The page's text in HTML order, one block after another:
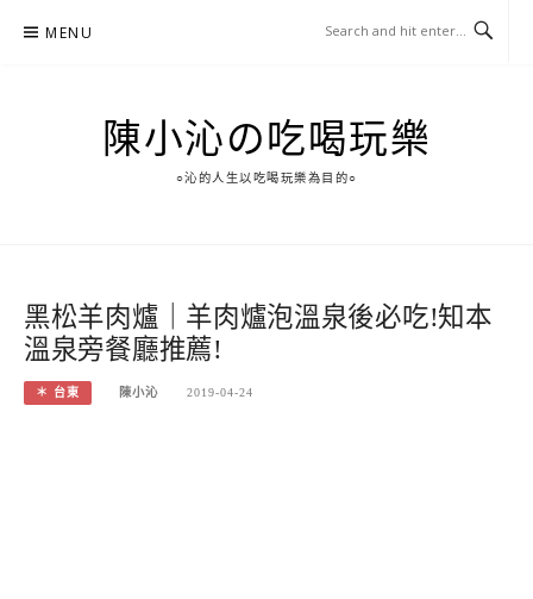
MENU
陳小沁の吃喝玩樂
○沁的人生以吃喝玩樂為目的○
黑松羊肉爐｜羊肉爐泡溫泉後必吃!知本
溫泉旁餐廳推薦!
＊ 台東 陳小沁 2019-04-24